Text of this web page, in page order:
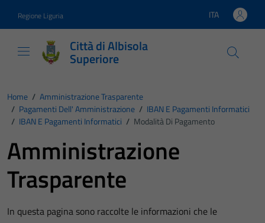
Regione Liguria Lingua attiva:
ITA
Città di Albisola
Superiore
Home / Amministrazione Trasparente
/ Pagamenti Dell' Amministrazione / IBAN E Pagamenti Informatici
/ IBAN E Pagamenti Informatici / Modalità Di Pagamento
Amministrazione
Trasparente
In questa pagina sono raccolte le informazioni che le